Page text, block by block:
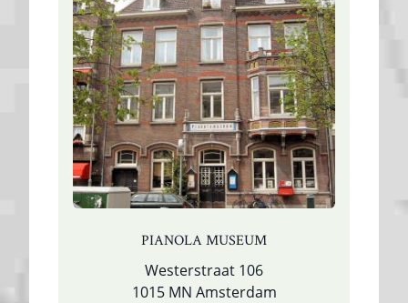
PIANOLA MUSEUM
Westerstraat 106
1015 MN Amsterdam